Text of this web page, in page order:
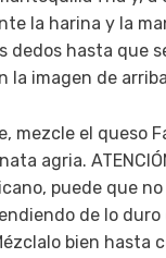
la harina y la
dedos hasta que
la imagen de
mezcle el queso
agria.
puede que
de lo duro
bien hasta